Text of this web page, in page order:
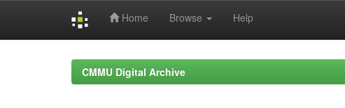
Home Browse Help
CMMU Digital Archive